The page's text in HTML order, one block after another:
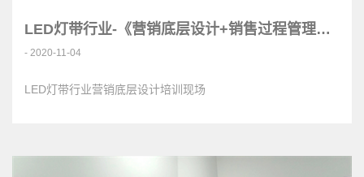
LED灯带行业-《营销底层设计+销售过程管理教练》<
- 2020-11-04
LED灯带行业营销底层设计培训现场